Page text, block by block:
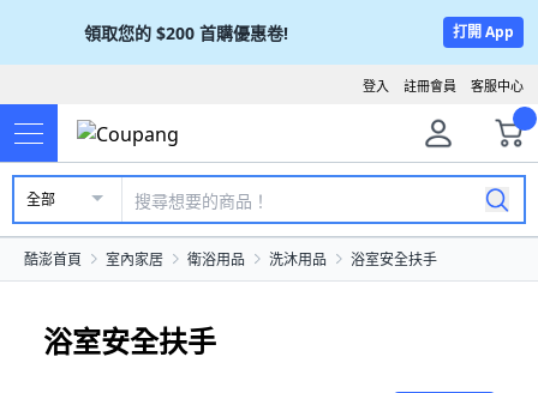
領取您的 $200 首購優惠卷! 打開 App
客服中心
註冊會員
登入
全部
酷澎首頁 室內家居 衛浴用品 洗沐用品 浴室安全扶手
浴室安全扶手